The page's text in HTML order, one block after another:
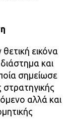
εικόνα
και
σημείωσε
αλλά και